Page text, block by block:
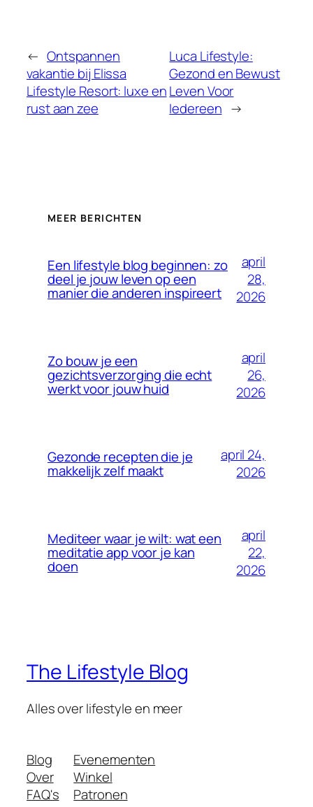
← Ontspannen
vakantie bij Elissa
Lifestyle Resort: luxe en
rust aan zee
Luca Lifestyle:
Gezond en Bewust
Leven Voor
Iedereen →
MEER BERICHTEN
Een lifestyle blog beginnen: zo
deel je jouw leven op een
manier die anderen inspireert
april
28,
2026
Zo bouw je een
gezichtsverzorging die echt
werkt voor jouw huid
april
26,
2026
Gezonde recepten die je
makkelijk zelf maakt
april 24,
2026
Mediteer waar je wilt: wat een
meditatie app voor je kan
doen
april
22,
2026
The Lifestyle Blog
Alles over lifestyle en meer
Blog
Over
FAQ's
Evenementen
Winkel
Patronen